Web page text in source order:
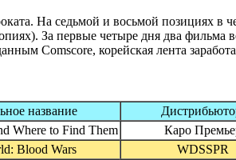
На седьмой и восьмой позициях в
За первые четыре дня два фильма
Comscore, корейская лента
название
Where to Find Them Каро
Blood Wars WDSSPR